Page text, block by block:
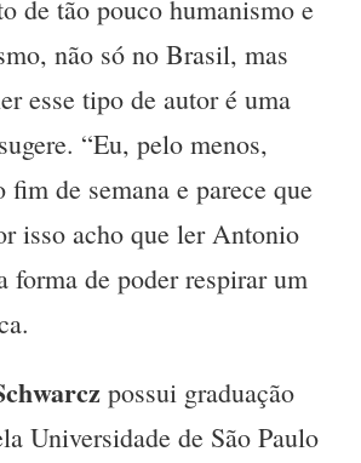
de tão pouco humanismo e
não só no Brasil, mas
esse tipo de autor é uma
“Eu, pelo menos,
de semana e parece que
isso acho que ler Antonio
forma de poder respirar um
possui graduação
Universidade de São Paulo